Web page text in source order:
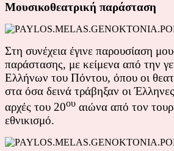
Μουσικοθεατρική παράσταση
Στη συνέχεια έγινε παρουσίαση
παράστασης, με κείμενα από την
Ελλήνων του Πόντου, όπου οι
στα όσα δεινά τράβηξαν οι
αρχές του 20ου αιώνα από τον
εθνικισμό.